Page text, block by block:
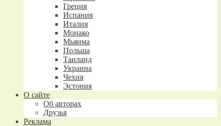
Греция
Испания
Италия
Монако
Мьянма
Польша
Таиланд
Украина
Чехия
Эстония
О сайте
Об авторах
Друзья
Реклама